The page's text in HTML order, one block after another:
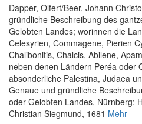
Dapper, Olfert/Beer, Johann
gründliche Beschreibung des
Gelobten Landes; worinnen die
Celesyrien, Commagene, Pierien
Chalibonitis, Chalcis, Abilene,
neben denen Ländern Peréa oder
absonderliche Palestina, Judaea
Genaue und gründliche
oder Gelobten Landes, Nürnberg:
Christian Siegmund, 1681 Mehr